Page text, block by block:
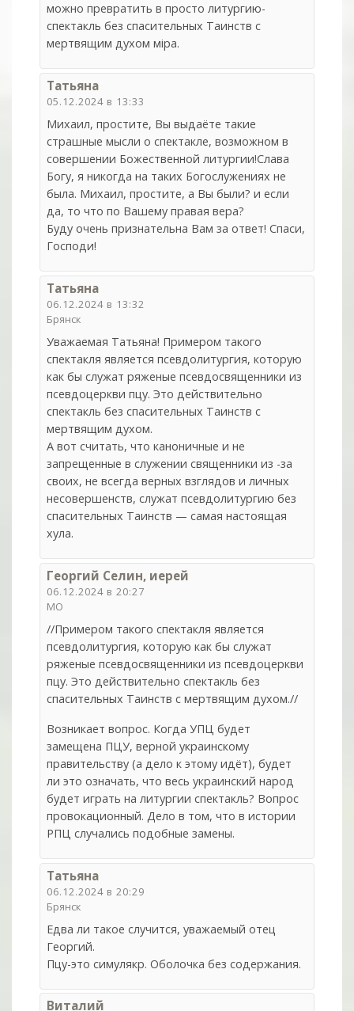
можно превратить в просто литургию-
спектакль без спасительных Таинств с
мертвящим духом мiра.
Татьяна
05.12.2024 в 13:33
Михаил, простите, Вы выдаёте такие
страшные мысли о спектакле, возможном в
совершении Божественной литургии!Слава
Богу, я никогда на таких Богослужениях не
была. Михаил, простите, а Вы были? и если
да, то что по Вашему правая вера?
Буду очень признательна Вам за ответ! Спаси,
Господи!
Татьяна
06.12.2024 в 13:32
Брянск
Уважаемая Татьяна! Примером такого
спектакля является псевдолитургия, которую
как бы служат ряженые псевдосвященники из
псевдоцеркви пцу. Это действительно
спектакль без спасительных Таинств с
мертвящим духом.
А вот считать, что каноничные и не
запрещенные в служении священники из -за
своих, не всегда верных взглядов и личных
несовершенств, служат псевдолитургию без
спасительных Таинств — самая настоящая
хула.
Георгий Селин, иерей
06.12.2024 в 20:27
МО
//Примером такого спектакля является
псевдолитургия, которую как бы служат
ряженые псевдосвященники из псевдоцеркви
пцу. Это действительно спектакль без
спасительных Таинств с мертвящим духом.//
Возникает вопрос. Когда УПЦ будет
замещена ПЦУ, верной украинскому
правительству (а дело к этому идёт), будет
ли это означать, что весь украинский народ
будет играть на литургии спектакль? Вопрос
провокационный. Дело в том, что в истории
РПЦ случались подобные замены.
Татьяна
06.12.2024 в 20:29
Брянск
Едва ли такое случится, уважаемый отец
Георгий.
Пцу-это симулякр. Оболочка без содержания.
Виталий